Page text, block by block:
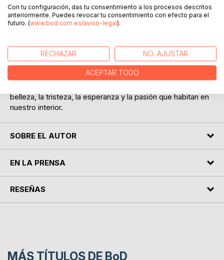
DESCRIPCIÓN
En este libro el autor se acerca a través del instrumento de
la poesía a conceptos cotidianos de la vida y de la
naturaleza con el fín de entender sus sentimientos, dudas,
sensaciones, incógnitas. Cada poema es un reflejo del
belleza, la tristeza, la esperanza y la pasión que habitan en
nuestro interior.
SOBRE EL AUTOR
EN LA PRENSA
RESEÑAS
MÁS TÍTULOS DE BoD
Con tu configuración, das tu consentimiento a los procesos descritos
anteriormente. Puedes revocar tu consentimiento con efecto para el
futuro. (www.bod.com.es/aviso-legal).
RECHAZAR NO, AJUSTAR
ACEPTAR TODO